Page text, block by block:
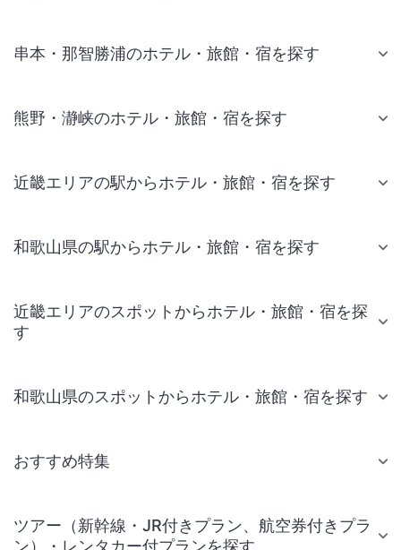
串本・那智勝浦のホテル・旅館・宿を探す
熊野・瀞峡のホテル・旅館・宿を探す
近畿エリアの駅からホテル・旅館・宿を探す
和歌山県の駅からホテル・旅館・宿を探す
近畿エリアのスポットからホテル・旅館・宿を探
す
和歌山県のスポットからホテル・旅館・宿を探す
おすすめ特集
ツアー（新幹線・JR付きプラン、航空券付きプラ